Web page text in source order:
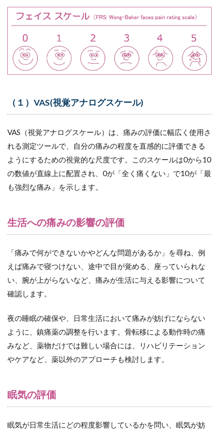
（１）VAS(視覚アナログスケール)
VAS（視覚アナログスケール）は、痛みの評価に幅広く使用さ
れる測定ツールで、自分の痛みの程度を直感的に評価できる
ようにするための視覚的な尺度です。このスケールは0から10
の数値が直線上に配置され、0が「全く痛くない」で10が「最
も強烈な痛み」を示します。
生活への痛みの影響の評価
「痛みで何ができないかやどんな問題があるか」を尋ね、例
えば痛みで寝つけない、途中で目が覚める、座っていられな
い、腕が上がらないなど、痛みが生活に与える影響について
確認します。
夜の睡眠の確保や、日常生活において痛みが妨げにならない
ように、鎮痛薬の調整を行います。骨転移による動作時の痛
みなど、薬物だけでは難しい場合には、リハビリテーション
やケアなど、薬以外のアプローチも検討します。
眠気の評価
眠気が日常生活にどの程度影響しているかを問い、眠気が妨